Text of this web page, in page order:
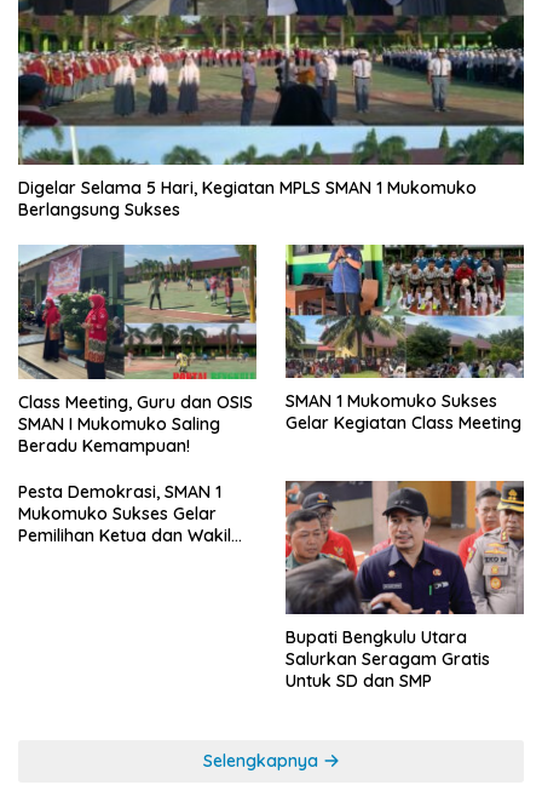
Digelar Selama 5 Hari, Kegiatan MPLS SMAN 1 Mukomuko
Berlangsung Sukses
Class Meeting, Guru dan OSIS
SMAN I Mukomuko Saling
Beradu Kemampuan!
SMAN 1 Mukomuko Sukses
Gelar Kegiatan Class Meeting
Pesta Demokrasi, SMAN 1
Mukomuko Sukses Gelar
Pemilihan Ketua dan Wakil
Bupati Bengkulu Utara
Salurkan Seragam Gratis
Untuk SD dan SMP
Selengkapnya